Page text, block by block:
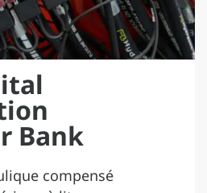
Bank
compensé